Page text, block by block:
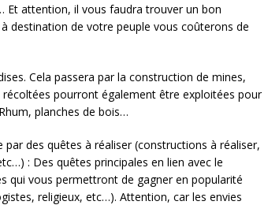
Et attention, il vous faudra trouver un bon
destination de votre peuple vous coûterons de
Cela passera par la construction de mines,
pourront également être exploitées pour
planches de bois…
des quêtes à réaliser (constructions à réaliser,
: Des quêtes principales en lien avec le
qui vous permettront de gagner en popularité
religieux, etc…). Attention, car les envies